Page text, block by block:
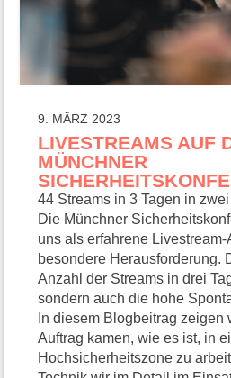
9. MÄRZ 2023
LIVESTREAMS AUF
MÜNCHNER
44 Streams in 3 Tagen in
Die Münchner
uns als erfahrene
besondere Herausforderung.
Anzahl der Streams in drei
sondern auch die hohe
In diesem Blogbeitrag zeigen
Auftrag kamen, wie es ist, in
Hochsicherheitszone zu